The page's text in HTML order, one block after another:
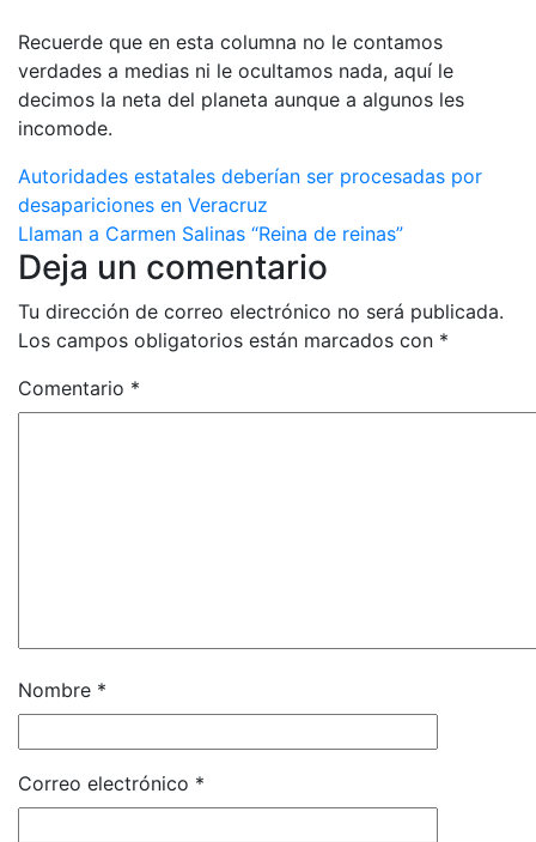
Recuerde que en esta columna no le contamos
verdades a medias ni le ocultamos nada, aquí le
decimos la neta del planeta aunque a algunos les
incomode.
Autoridades estatales deberían ser procesadas por
desapariciones en Veracruz
Llaman a Carmen Salinas “Reina de reinas”
Deja un comentario
Tu dirección de correo electrónico no será publicada.
Los campos obligatorios están marcados con *
Comentario *
Nombre *
Correo electrónico *